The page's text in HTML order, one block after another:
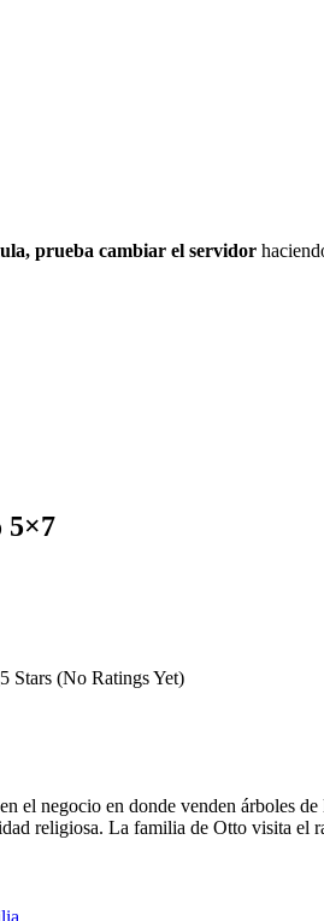
prueba cambiar el servidor
5×7
(No Ratings Yet)
el negocio en donde venden árboles
religiosa. La familia de Otto visita